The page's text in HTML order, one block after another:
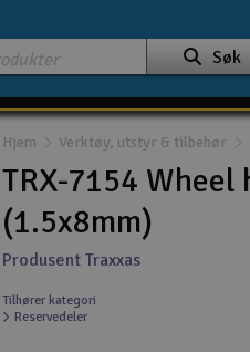
Søk
Hjem Verktøy, utstyr & tilbehør
TRX-7154
(1.5x8mm)
Produsent Traxxas
Tilhører kategori
Reservedeler